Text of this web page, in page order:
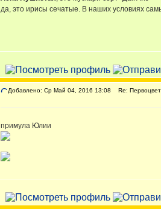
да, это ирисы сечатые. В наших условиях
Добавлено: Ср Май 04, 2016 13:08 Re:
примула Юлии